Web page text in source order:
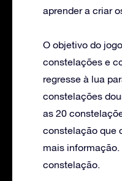
aprender a criar
O objetivo do
constelações e
regresse à lua
constelações
as 20
constelação que
mais
constelação.